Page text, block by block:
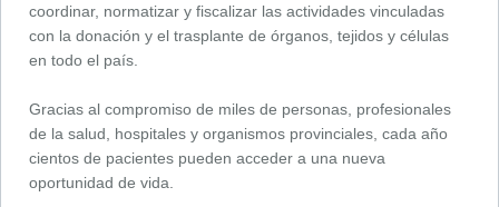
coordinar, normatizar y fiscalizar las actividades vinculadas
con la donación y el trasplante de órganos, tejidos y células
en todo el país.
Gracias al compromiso de miles de personas, profesionales
de la salud, hospitales y organismos provinciales, cada año
cientos de pacientes pueden acceder a una nueva
oportunidad de vida.